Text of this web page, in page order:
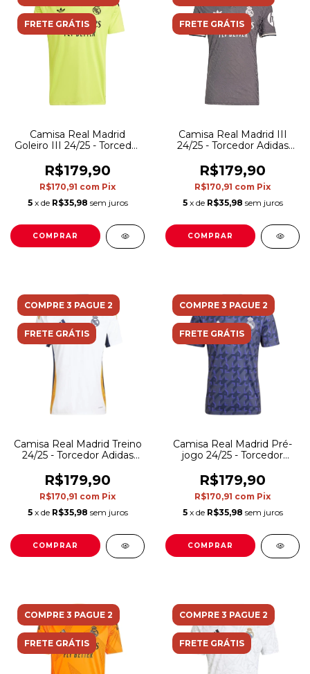
FRETE GRÁTIS
Camisa Real Madrid
Goleiro III 24/25 - Torcedor
Amarela com detalhes em
preto
R$179,90
R$170,91 com Pix
5 x de R$35,98 sem juros
COMPRAR
FRETE GRÁTIS
Camisa Real Madrid III
24/25 - Torcedor Adidas
R$179,90
R$170,91 com Pix
5 x de R$35,98 sem juros
COMPRAR
COMPRE 3 PAGUE 2
FRETE GRÁTIS
Camisa Real Madrid Treino
24/25 - Torcedor Adidas
detalhes azul
R$179,90
R$170,91 com Pix
5 x de R$35,98 sem juros
COMPRAR
COMPRE 3 PAGUE 2
FRETE GRÁTIS
Camisa Real Madrid Pré-
jogo 24/25 - Torcedor
R$179,90
R$170,91 com Pix
5 x de R$35,98 sem juros
COMPRAR
COMPRE 3 PAGUE 2
FRETE GRÁTIS
COMPRE 3 PAGUE 2
FRETE GRÁTIS